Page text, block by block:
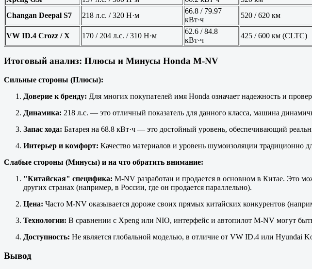
Changan Deepal S7
218 л.с. / 320 Н·м
66.8 / 79.97
кВт·ч
520 / 620 км
VW ID.4 Crozz / X 170 / 204 л.с. / 310 Н·м
62.6 / 84.8
кВт·ч
425 / 600 км (CLTC)
Итоговый анализ: Плюсы и Минусы Honda M-NV
Сильные стороны (Плюсы):
Доверие к бренду: Для многих покупателей имя Honda означает надежность и
Динамика: 218 л.с. — это отличный показатель для данного класса, машина
Запас хода: Батарея на 68.8 кВт·ч — это достойный уровень, обеспечивающий
Интерьер и комфорт: Качество материалов и уровень шумоизоляции традиционно
Слабые стороны (Минусы) и на что обратить внимание:
"Китайская" специфика: M-NV разработан и продается в основном в Китае. Это
других странах (например, в России, где он продается параллельно).
Цена: Часто M-NV оказывается дороже своих прямых китайских конкурентов
Технологии: В сравнении с Xpeng или NIO, интерфейс и автопилот M-NV могут
Доступность: Не является глобальной моделью, в отличие от VW ID.4 или Hyundai
Вывод